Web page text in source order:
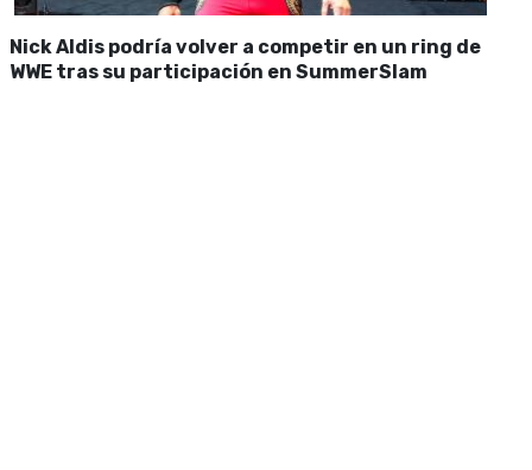
Nick Aldis podría volver a competir en un ring de
WWE tras su participación en SummerSlam